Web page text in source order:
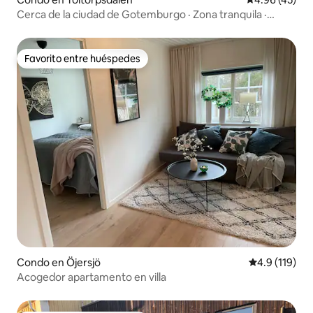
Cerca de la ciudad de Gotemburgo · Zona tranquila ·
Favorito entre huéspedes
Favorito entre huéspedes
Condo en Öjersjö Calificación
4.9 (119)
Acogedor apartamento en villa